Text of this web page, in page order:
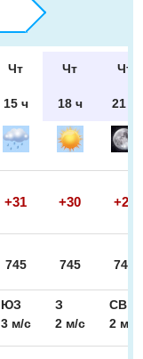
Чт Чт Чт
15 ч 18 ч 21 ч
+31 +30 +25
745 745 745
ЮЗ
3 м/с
З
2 м/с
СВ
2 м/с